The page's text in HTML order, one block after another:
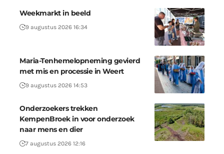
Weekmarkt in beeld
9 augustus 2026 16:34
Maria-Tenhemelopneming gevierd
met mis en processie in Weert
9 augustus 2026 14:53
Onderzoekers trekken
KempenBroek in voor onderzoek
naar mens en dier
7 augustus 2026 12:16